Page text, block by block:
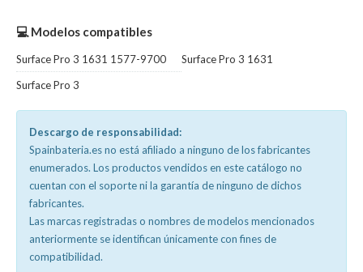
💻 Modelos compatibles
Surface Pro 3 1631 1577-9700
Surface Pro 3 1631
Surface Pro 3
Descargo de responsabilidad:
Spainbateria.es no está afiliado a ninguno de los fabricantes
enumerados. Los productos vendidos en este catálogo no
cuentan con el soporte ni la garantía de ninguno de dichos
fabricantes.
Las marcas registradas o nombres de modelos mencionados
anteriormente se identifican únicamente con fines de
compatibilidad.